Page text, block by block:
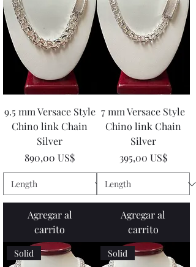
9.5 mm Versace Style
Chino link Chain
Silver
Precio
890,00 US$
Agregar al
carrito
7 mm Versace Style
Chino link Chain
Silver
Precio
395,00 US$
Agregar al
carrito
Solid Solid